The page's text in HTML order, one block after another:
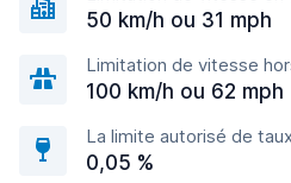
50 km/h ou 31 mph
Limitation de vitesse
100 km/h ou 62 mph
La limite autorisé de
0,05 %